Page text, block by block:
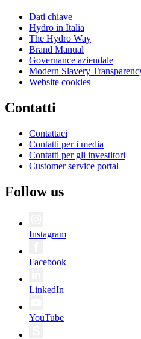
Dati chiave
Hydro in Italia
The Hydro Way
Brand Manual
Governance aziendale
Modern Slavery
Website cookies
Contatti
Contattaci
Contatti per i media
Contatti per gli investitori
Customer service portal
Follow us
Instagram
Facebook
LinkedIn
YouTube